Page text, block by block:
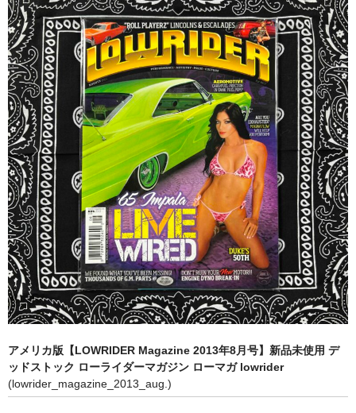
ウェア
全商品（ウェア）
Tシャツ
ロングTシャツ
ゲームシャツ
コーチジャケット
スウェット＆フーディ
パンツ
ヘッドギア
シューズ
ORIGINAL
STILL 90’s
アメリカ版【LOWRIDER Magazine 2013年8月号】新品未使用 デ
ッドストック ローライダーマガジン ローマガ lowrider
(lowrider_magazine_2013_aug.)